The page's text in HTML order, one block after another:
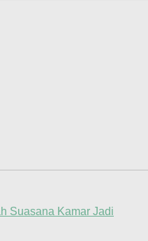
Suasana Kamar Jadi